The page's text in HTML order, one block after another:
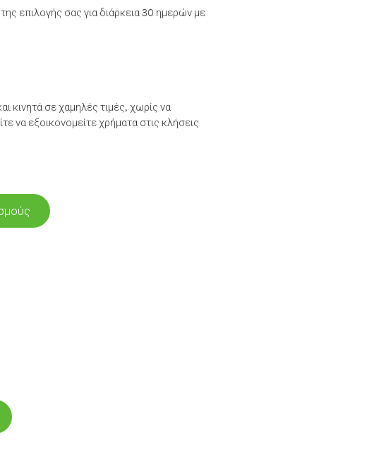
επιλογής σας για διάρκεια 30 ημερών με
κινητά σε χαμηλές τιμές, χωρίς να
να εξοικονομείτε χρήματα στις κλήσεις